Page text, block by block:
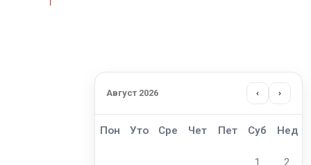
Август 2026 ‹ ›
Пон Уто Сре Чет Пет Суб Нед
1 2